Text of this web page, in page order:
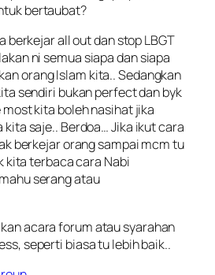
bertaubat?
berkejar all out dan stop LBGT
ni semua siapa dan siapa
orang Islam kita.. Sedangkan
sendiri bukan perfect dan byk
kita boleh nasihat jika
kita saje.. Berdoa… Jika ikut cara
berkejar orang sampai mcm tu
kita terbaca cara Nabi
serang atau
acara forum atau syarahan
seperti biasa tu lebih baik..